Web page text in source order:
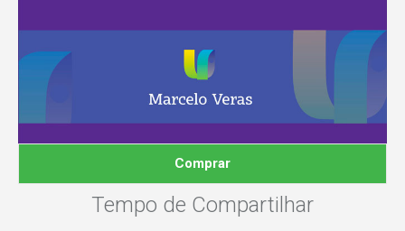
Comprar
Tempo de Compartilhar